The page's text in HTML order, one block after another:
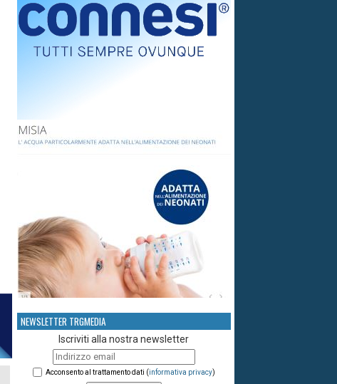
NEWSLETTER TRGMEDIA
Iscriviti alla nostra newsletter
Acconsento al trattamento dati (informativa privacy)